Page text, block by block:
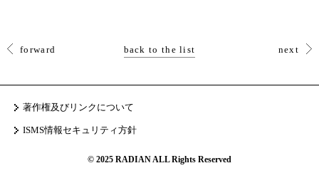
forward back to the list next
著作権及びリンクについて
ISMS情報セキュリティ方針
© 2025 RADIAN ALL Rights Reserved